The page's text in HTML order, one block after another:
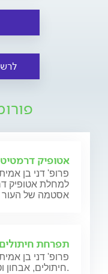
אטופיק
פרופ' דני בן
למחלת אטופיק
אסטמה של העור
תפרחת חיתולים
פרופ' דני בן
חיתולים, אבחון וטיפול.